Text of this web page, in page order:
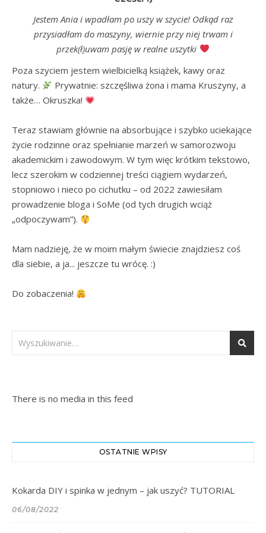
Jestem Ania i wpadłam po uszy w szycie! Odkąd raz
przysiadłam do maszyny, wiernie przy niej trwam i
przek(ł)uwam pasję w realne uszytki
Poza szyciem jestem wielbicielką książek, kawy oraz
natury.
Prywatnie: szczęśliwa żona i mama Kruszyny, a
także… Okruszka!
Teraz stawiam głównie na absorbujące i szybko uciekające
życie rodzinne oraz spełnianie marzeń w samorozwoju
akademickim i zawodowym. W tym więc krótkim tekstowo,
lecz szerokim w codziennej treści ciągiem wydarzeń,
stopniowo i nieco po cichutku – od 2022 zawiesiłam
prowadzenie bloga i SoMe (od tych drugich wciąż
„odpoczywam”).
Mam nadzieję, że w moim małym świecie znajdziesz coś
dla siebie, a ja... jeszcze tu wrócę. :)
Do zobaczenia!
There is no media in this feed
OSTATNIE WPISY
Kokarda DIY i spinka w jednym – jak uszyć? TUTORIAL
06/08/2022